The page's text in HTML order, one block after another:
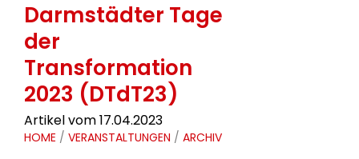
Darmstädter Tage
der
Transformation
2023 (DTdT23)
Artikel vom 17.04.2023
HOME / VERANSTALTUNGEN / ARCHIV